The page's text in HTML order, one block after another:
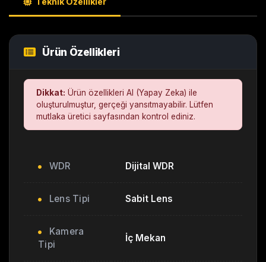
Ürün Özellikleri
Dikkat: Ürün özellikleri AI (Yapay Zeka) ile
oluşturulmuştur, gerçeği yansıtmayabilir. Lütfen
mutlaka üretici sayfasından kontrol ediniz.
WDR Dijital WDR
Lens Tipi Sabit Lens
Kamera
Tipi
İç Mekan